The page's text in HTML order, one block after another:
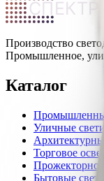
СПЕКТР
Производство
Промышленное,
Каталог
Уличные
Торговое
Прожекторное
Бытовые